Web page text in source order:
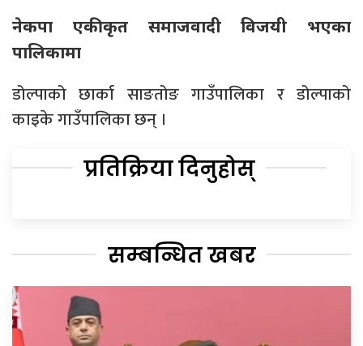
नेकपा एकीकृत समाजवादी विजयी भएका
पालिकामा
डोल्पाको छार्का साङतोङ गाउँपालिका र डोल्पाको
काइके गाउँपालिका छन् ।
प्रतिक्रिया दिनुहोस्
सम्बन्धित खबर